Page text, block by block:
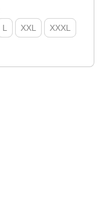
L XXL XXXL